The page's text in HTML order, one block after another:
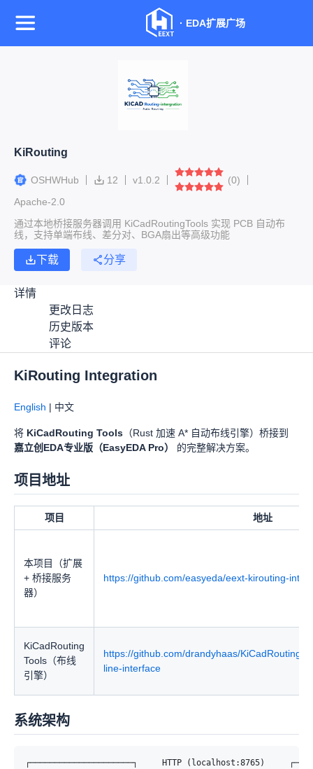
· EDA扩展广场
KiRouting
OSHWHub 12 v1.0.2 (0)
Apache-2.0
通过本地桥接服务器调用 KiCadRoutingTools 实现 PCB 自动布
线，支持单端布线、差分对、BGA扇出等高级功能
下载 分享
详情
更改日志
历史版本
评论
KiRouting OSHWHub
Apache-2.0
详情
历史版本
KiRouting Integration
English | 中文
将 KiCadRouting Tools （Rust 加速 A* 自动布线引擎）桥接到
嘉立创EDA专业版（EasyEDA Pro）
的完整解决方案。
项目地址
项目 地址
本项目（扩展
+ 桥接服务
器）
https://github.com/easyeda/eext-kirouting-
KiCadRouting
Tools（布线
引擎）
https://github.com/drandyhaas/
line-interface
系统架构
┌─────────────────────┐     HTTP (localhost:8765)